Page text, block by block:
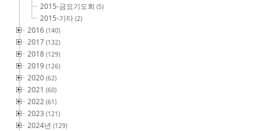
2015-금요기도회(5)
2015-기타(2)
2016(140)
2017(132)
2018(129)
2019(126)
2020(62)
2021(60)
2022(61)
2023(121)
2024년(129)